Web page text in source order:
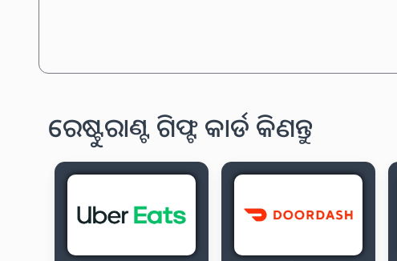
ରେଷ୍ଟୁରାଣ୍ଟ ଗିଫ୍ଟ କାର୍ଡ କିଣନ୍ତୁ